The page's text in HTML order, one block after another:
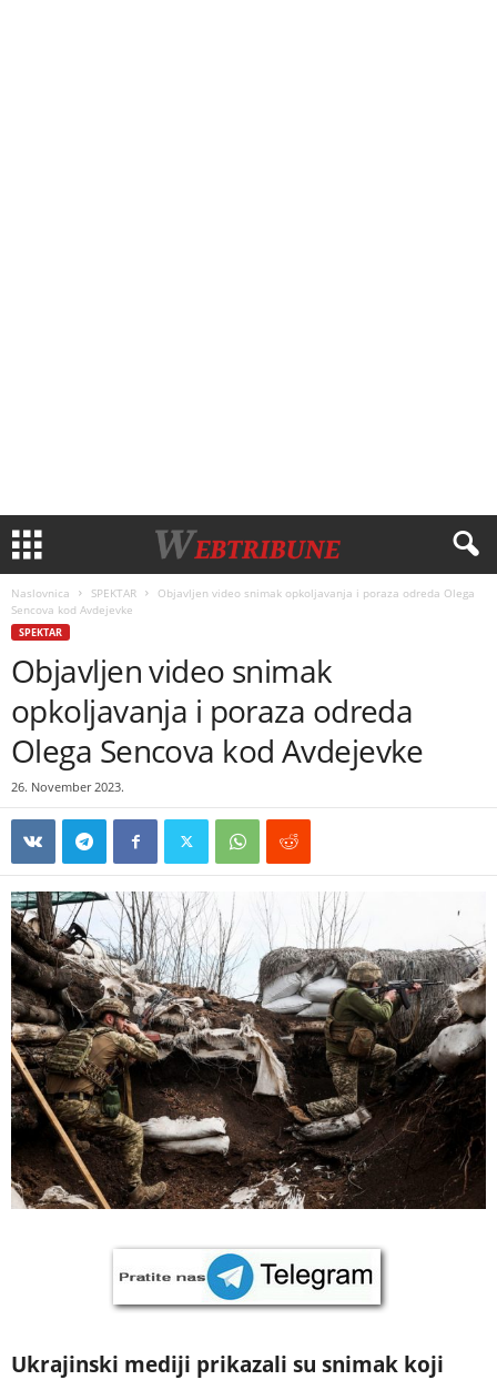
Naslovnica SPEKTAR
Objavljen video snimak opkoljavanja i poraza odreda Olega
Sencova kod Avdejevke
SPEKTAR
Objavljen video snimak
opkoljavanja i poraza odreda
Olega Sencova kod Avdejevke
26. November 2023.
Ukrajinski mediji prikazali su snimak koji